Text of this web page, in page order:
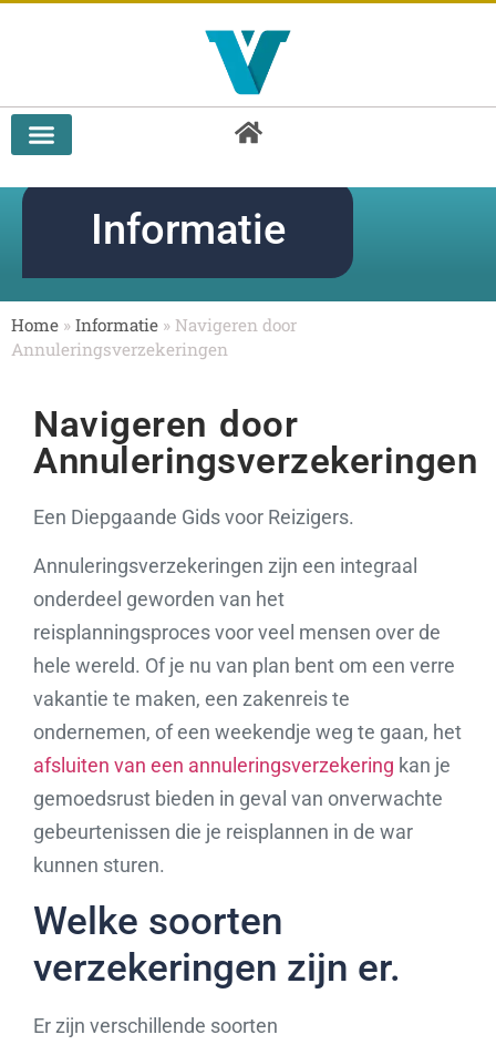
Doorlopende reisverzekering vergelijken
Informatie
Home » Informatie » Navigeren door
Annuleringsverzekeringen
Navigeren door
Annuleringsverzekeringen
Een Diepgaande Gids voor Reizigers.
Annuleringsverzekeringen zijn een integraal
onderdeel geworden van het
reisplanningsproces voor veel mensen over de
hele wereld. Of je nu van plan bent om een verre
vakantie te maken, een zakenreis te
ondernemen, of een weekendje weg te gaan, het
afsluiten van een annuleringsverzekering kan je
gemoedsrust bieden in geval van onverwachte
gebeurtenissen die je reisplannen in de war
kunnen sturen.
Welke soorten
verzekeringen zijn er.
Er zijn verschillende soorten